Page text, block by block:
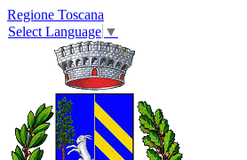
Regione Toscana
Select Language ▼